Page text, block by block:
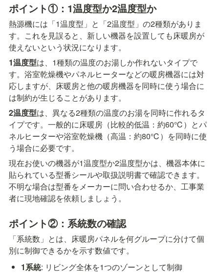
ポイント①：1温度型か2温度型か
熱源機には「1温度型」と「2温度型」の2種類がありま
す。これを見誤ると、新しい機器を設置しても床暖房が
使えないという状況になります。
1温度型は、1種類の温度のお湯しか作れないタイプで
す。浴室乾燥機やパネルヒーターなどの暖房機器には対
応しますが、床暖房と他の暖房機器を同時に使う場合に
は制約が生じることがあります。
2温度型は、異なる2種類の温度のお湯を同時に作れるタ
イプです。一般的に床暖房（比較的低温：約60℃）とパ
ネルヒーターや浴室乾燥機（高温：約80℃）を同時に使
う場合に必要です。
現在お使いの機器が1温度型か2温度型かは、機器本体に
貼られている型番シールや取扱説明書で確認できます。
不明な場合は型番をメーカーに問い合わせるか、工事業
者に現地確認を依頼しましょう。
ポイント②：系統数の確認
「系統数」とは、床暖房パネルを何グループに分けて個
別に制御できるかを示す数値です。
1系統: リビング全体を1つのゾーンとして制御